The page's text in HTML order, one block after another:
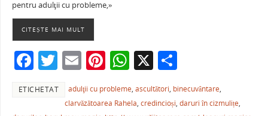
e
b
o
o
k
er l e
p
p
ză
pentru adulţii cu probleme,»
CITEȘTE MAI MULT
F
c
T
itt
E
m
ai
Pi
nt
er
W
at
X P
ar
ta
ETICHETAT adulţii cu probleme,ascultători, binecuvântare,
clarvăzătoarea Rahela,credincioși,daruri în cizmulițe,